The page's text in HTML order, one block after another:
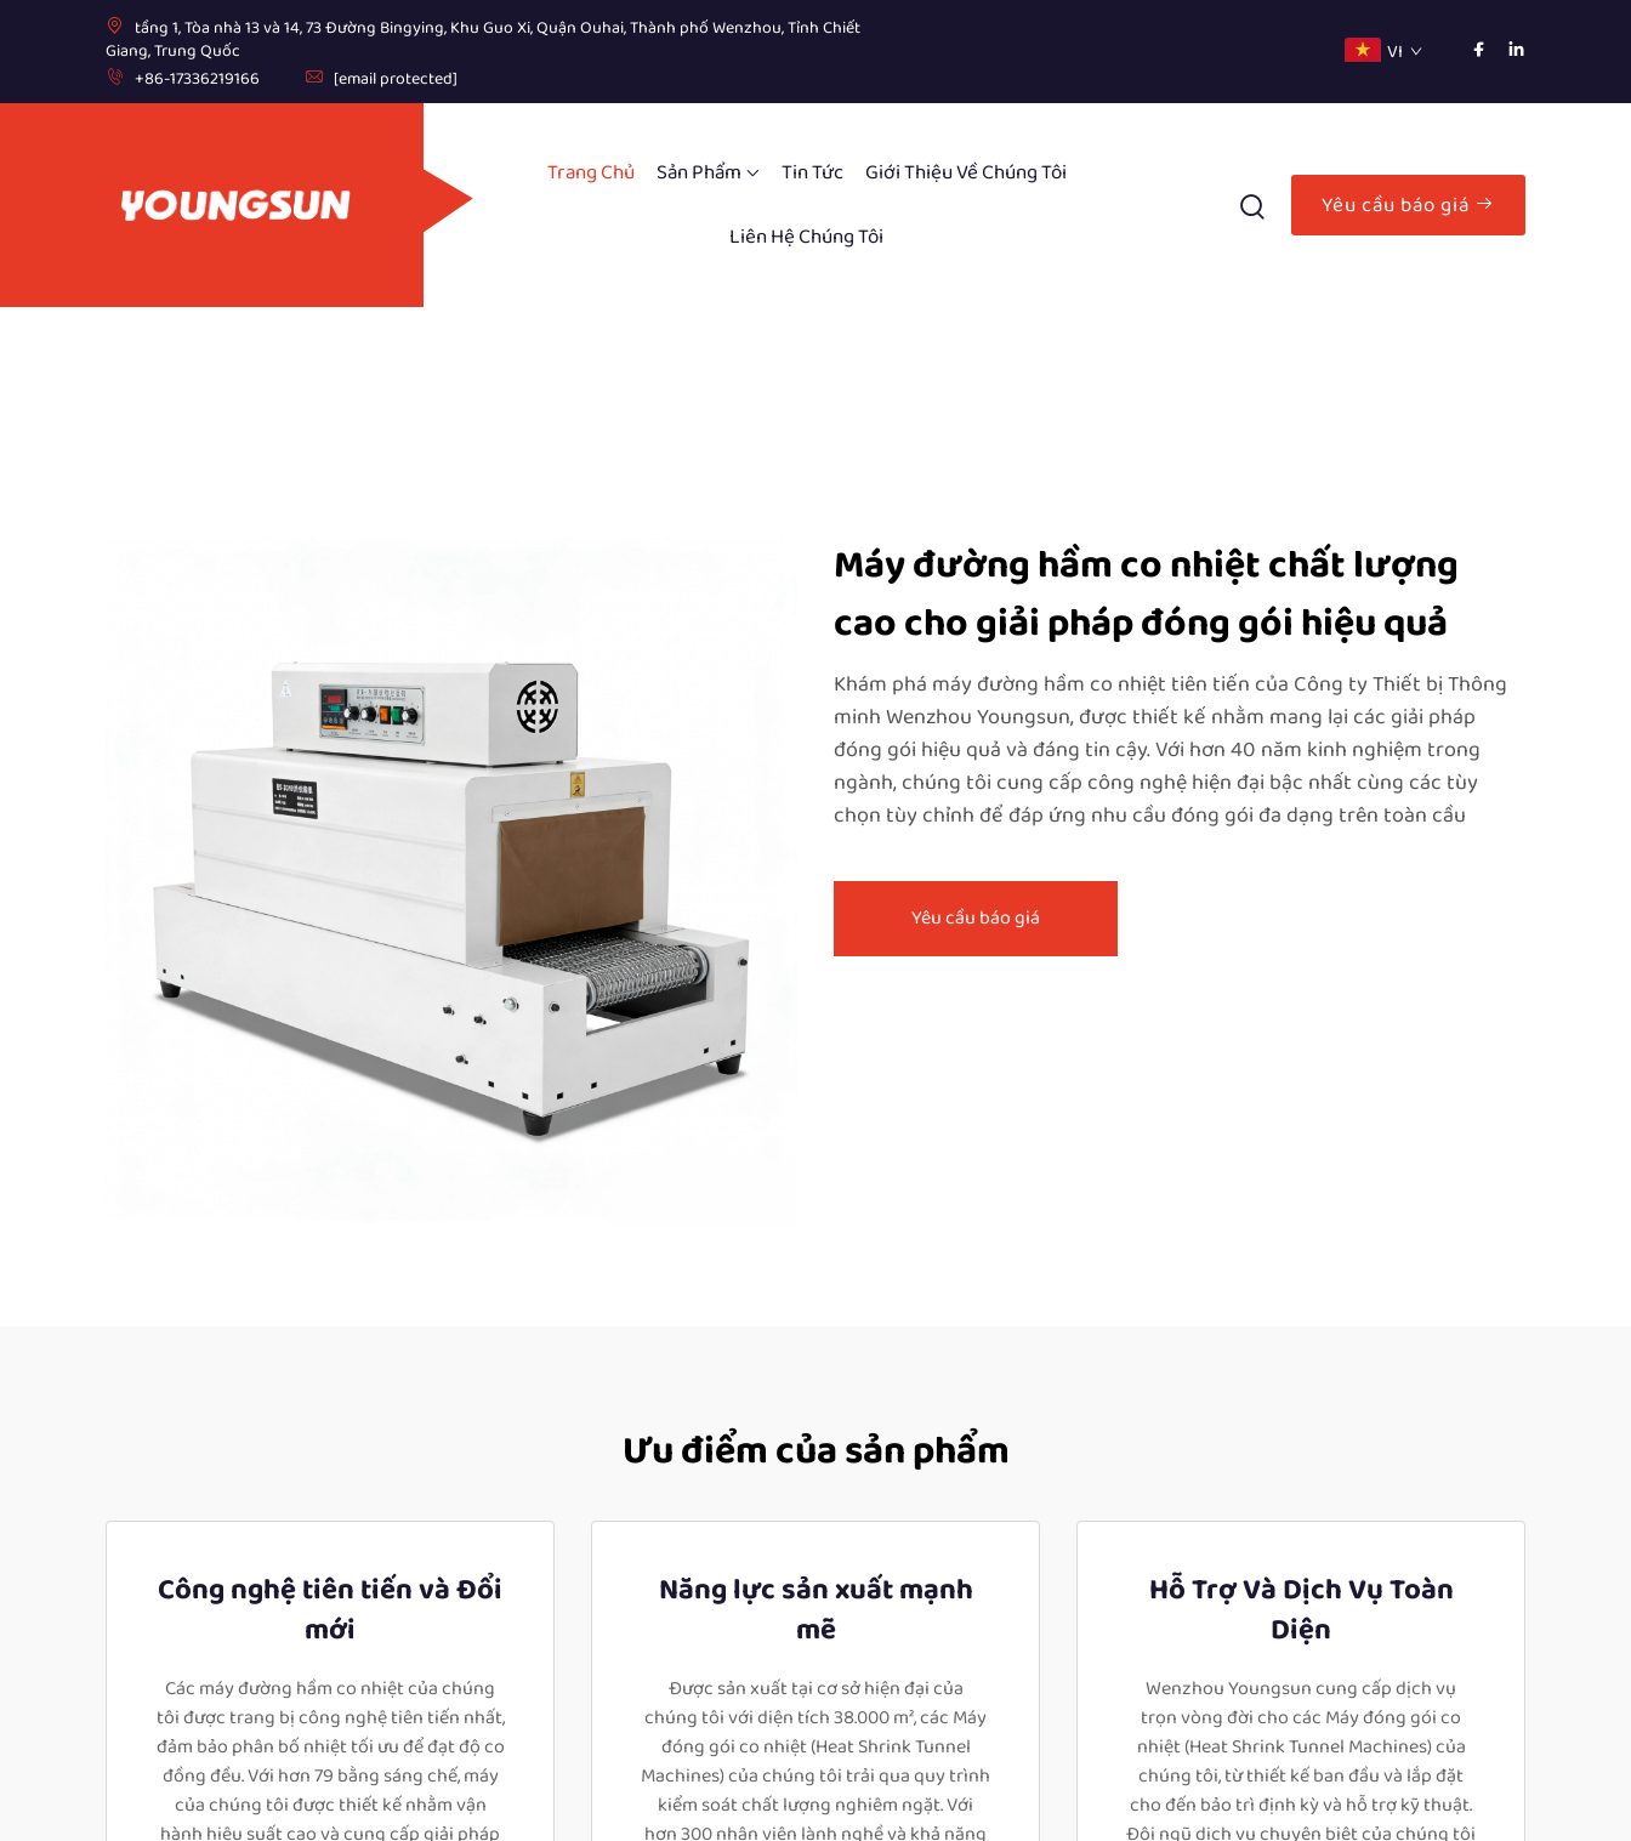
tầng 1, Tòa nhà 13 và 14, 73 Đường Bingying, Khu Guo Xi, Quận Ouhai, Thành phố Wenzhou, Tỉnh Chiết
Giang, Trung Quốc
+86-17336219166
[email protected]
VI
Trang Chủ Sản Phẩm Tin Tức
Giới Thiệu Về Chúng Tôi
Liên Hệ Chúng Tôi
Yêu cầu báo giá
Máy đường hầm co nhiệt chất lượng
cao cho giải pháp đóng gói hiệu quả
Khám phá máy đường hầm co nhiệt tiên tiến của Công ty Thiết bị Thông
minh Wenzhou Youngsun, được thiết kế nhằm mang lại các giải pháp
đóng gói hiệu quả và đáng tin cậy. Với hơn 40 năm kinh nghiệm trong
ngành, chúng tôi cung cấp công nghệ hiện đại bậc nhất cùng các tùy
chọn tùy chỉnh để đáp ứng nhu cầu đóng gói đa dạng trên toàn cầu
Yêu cầu báo giá
Ưu điểm của sản phẩm
Công nghệ tiên tiến và Đổi
mới
Các máy đường hầm co nhiệt của chúng
tôi được trang bị công nghệ tiên tiến nhất,
đảm bảo phân bố nhiệt tối ưu để đạt độ co
đồng đều. Với hơn 79 bằng sáng chế, máy
của chúng tôi được thiết kế nhằm vận
hành hiệu suất cao và cung cấp giải pháp
Năng lực sản xuất mạnh
mẽ
Được sản xuất tại cơ sở hiện đại của
chúng tôi với diện tích 38.000 m², các Máy
đóng gói co nhiệt (Heat Shrink Tunnel
Machines) của chúng tôi trải qua quy trình
kiểm soát chất lượng nghiêm ngặt. Với
hơn 300 nhân viên lành nghề và khả năng
Hỗ Trợ Và Dịch Vụ Toàn
Diện
Wenzhou Youngsun cung cấp dịch vụ
trọn vòng đời cho các Máy đóng gói co
nhiệt (Heat Shrink Tunnel Machines) của
chúng tôi, từ thiết kế ban đầu và lắp đặt
cho đến bảo trì định kỳ và hỗ trợ kỹ thuật.
Đội ngũ dịch vụ chuyên biệt của chúng tôi